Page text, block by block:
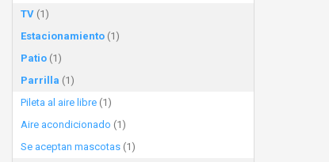
TV (1)
Estacionamiento (1)
Patio (1)
Parrilla (1)
Pileta al aire libre (1)
Aire acondicionado (1)
Se aceptan mascotas (1)